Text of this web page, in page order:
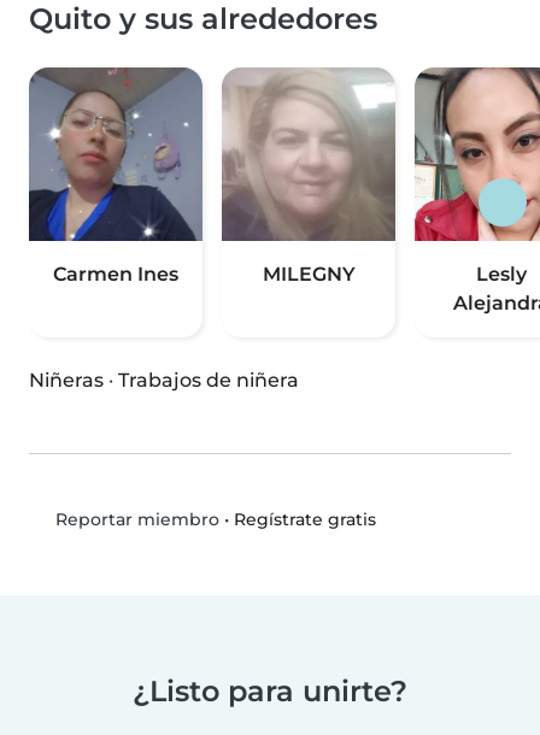
Quito y sus alrededores
Carmen Ines MILEGNY
Lesly
Niñeras · Trabajos de niñera
Reportar miembro• Regístrate gratis
¿Listo para unirte?